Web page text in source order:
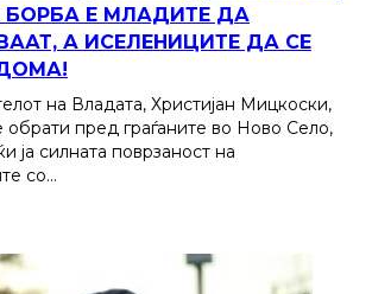
Е МЛАДИТЕ ДА
А ИСЕЛЕНИЦИТЕ ДА СЕ
на Владата, Христијан Мицкоски,
обрати пред граѓаните во Ново Село,
ја силната поврзаност на
со…